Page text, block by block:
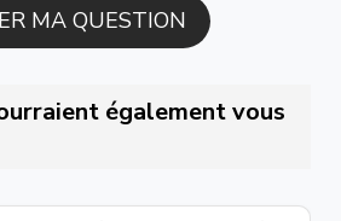
également vous